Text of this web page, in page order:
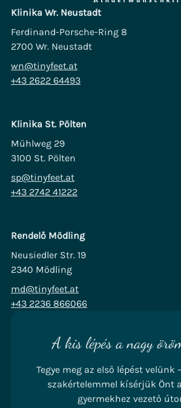
Klinika Wr. Neustadt
Ferdinand-Porsche-Ring 8
2700 Wr. Neustadt
wn@tinyfeet.at
+43 2622 64493
Klinika St. Pölten
Mühlweg 29
3100 St. Pölten
sp@tinyfeet.at
+43 2742 41222
Rendelő Mödling
Neusiedler Str. 19
2340 Mödling
md@tinyfeet.at
+43 2236 866066
A kis lépés a nagy
Tegye meg az első lépést velünk
szakértelemmel kísérjük Önt
gyermekhez vezető